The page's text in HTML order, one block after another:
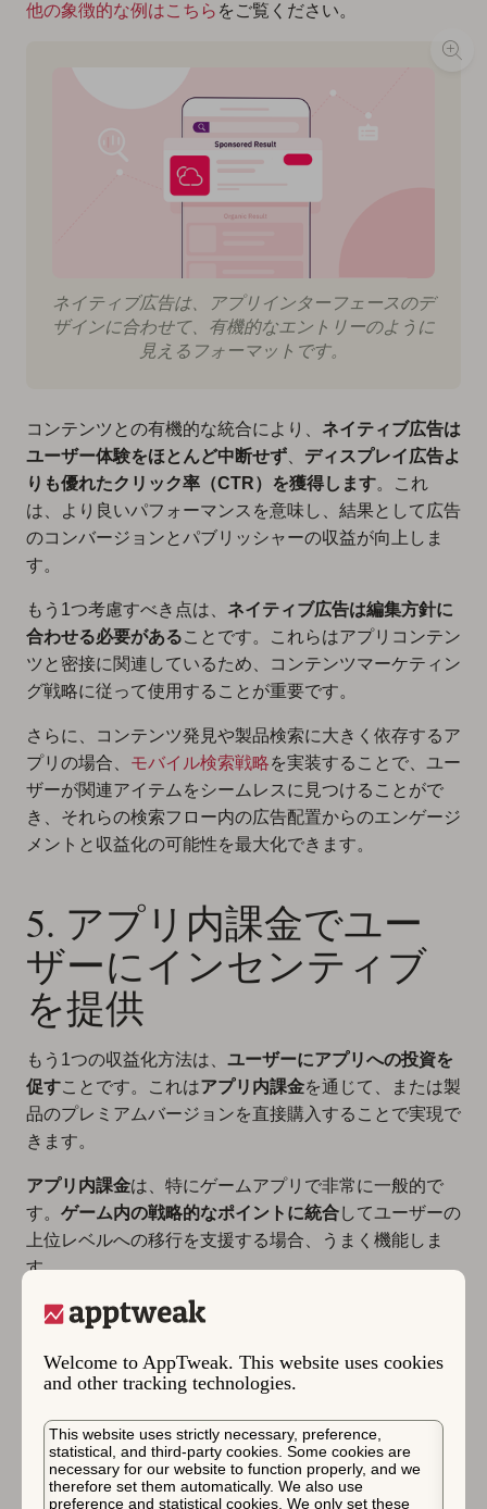
Welcome to AppTweak. This website uses cookies
and other tracking technologies.
This website uses strictly necessary, preference,
statistical, and third-party cookies. Some cookies are
necessary for our website to function properly, and we
therefore set them automatically. We also use
preference and statistical cookies. We only set these
他の象徴的な例はこちら をご覧ください。
ネイティブ広告は、アプリインターフェースのデ
ザインに合わせて、有機的なエントリーのように
見えるフォーマットです。
コンテンツとの有機的な統合により、 ネイティブ広告は
ユーザー体験をほとんど中断せず
ディスプレイ広告よ
りも優れたクリック率（CTR）を獲得します。これ
は、より良いパフォーマンスを意味し、結果として広告
のコンバージョンとパブリッシャーの収益が向上しま
す。
もう1つ考慮すべき点は、 ネイティブ広告は編集方針に
合わせる必要があることです。これらはアプリコンテン
ツと密接に関連しているため、コンテンツマーケティン
グ戦略に従って使用することが重要です。
さらに、コンテンツ発見や製品検索に大きく依存するア
プリの場合、 モバイル検索戦略を実装することで、ユー
ザーが関連アイテムをシームレスに見つけることがで
き、それらの検索フロー内の広告配置からのエンゲージ
メントと収益化の可能性を最大化できます。
5. アプリ内課金でユー
ザーにインセンティブ
を提供
もう1つの収益化方法は、 ユーザーにアプリへの投資を
促すことです。これはアプリ内課金を通じて、または製
品のプレミアムバージョンを直接購入することで実現で
きます。
アプリ内課金は、特にゲームアプリで非常に一般的で
す。 ゲーム内の戦略的なポイントに統合してユーザーの
上位レベルへの移行を支援する場合、うまく機能しま
す。
通常、基本機能を備えた無料アプリをリリースし、有料
ムサービスには、次のレベルへの素早い移行、追加のラ
イフの獲得、デートアプリで見られるような追加のプレ
ミアム機能の使用などが含まれます。
アプリを収益化するために使用できるアプリ内課金に
は、さまざまな種類があります：